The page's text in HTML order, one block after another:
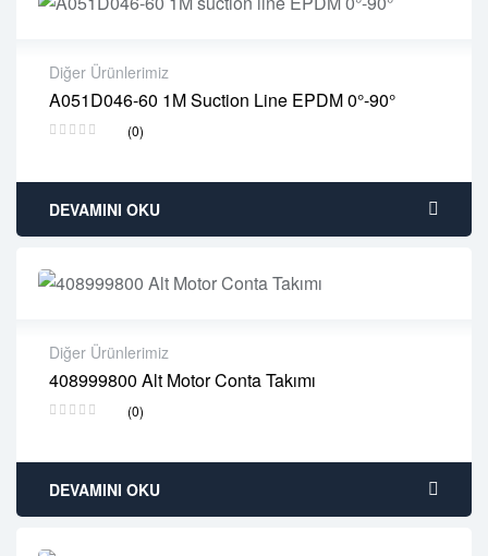
Diğer Ürünlerimiz
A051D046-60 1M Suction Line EPDM 0°-90°
(0)
2 years warranty
Delivery time: 1-2 business days
DEVAMINI OKU
Diğer Ürünlerimiz
408999800 Alt Motor Conta Takımı
(0)
2 years warranty
Delivery time: 1-2 business days
DEVAMINI OKU